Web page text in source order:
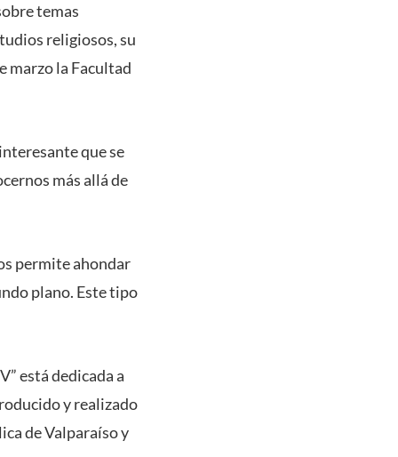
temas
religiosos, su
marzo la Facultad
que se
más allá de
permite ahondar
plano. Este tipo
está dedicada a
y realizado
de Valparaíso y